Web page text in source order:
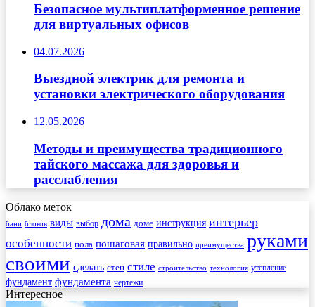
Безопасное мультиплатформенное решение
для виртуальных офисов
04.07.2026
Выездной электрик для ремонта и
установки электрического оборудования
12.05.2026
Методы и преимущества традиционного
тайского массажа для здоровья и
расслабления
Облако меток
бани блоков виды выбор дома доме инструкция интерьер
особенности пола пошаговая правильно преимущества руками
своими сделать стен стиле строительство технология утепление
фундамент фундамента чертежи
Интересное